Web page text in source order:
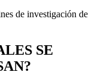
de investigación de
SE